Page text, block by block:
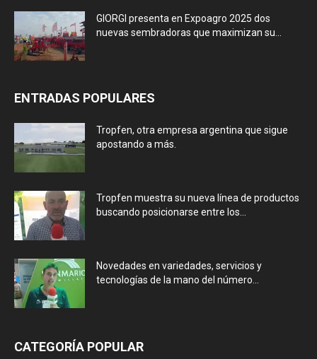
GIORGI presenta en Expoagro 2025 dos
nuevas sembradoras que maximizan su...
ENTRADAS POPULARES
Tropfen, otra empresa argentina que sigue
apostando a más.
Tropfen muestra su nueva línea de productos
buscando posicionarse entre los...
Novedades en variedades, servicios y
tecnologías de la mano del número...
CATEGORÍA POPULAR